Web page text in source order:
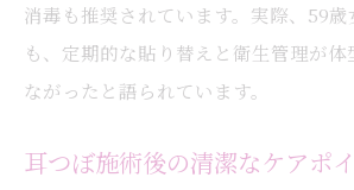
消毒も推奨されています。実際、59
も、定期的な貼り替えと衛生管理が
ながったと語られています。
耳つぼ施術後の清潔なケアポ